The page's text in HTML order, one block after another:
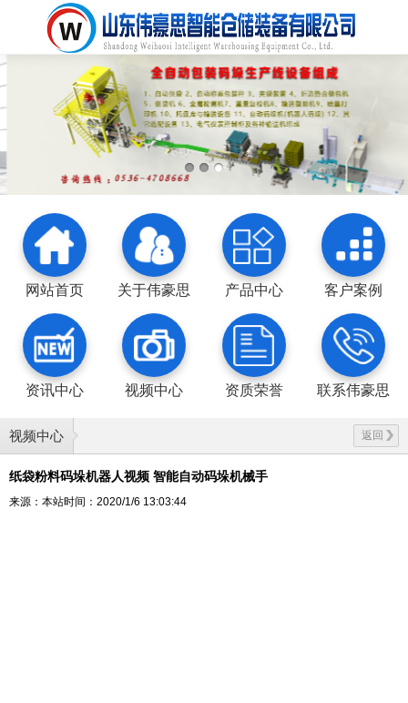
网站首页 关于伟豪思 产品中心 客户案例
资讯中心 视频中心 资质荣誉 联系伟豪思
视频中心 返回
纸袋粉料码垛机器人视频 智能自动码垛机械手
来源：本站时间：2020/1/6 13:03:44